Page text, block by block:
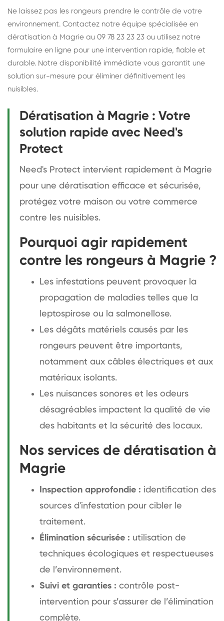
Ne laissez pas les rongeurs prendre le contrôle de votre
environnement. Contactez notre équipe spécialisée en
dératisation à Magrie au 09 78 23 23 23 ou utilisez notre
formulaire en ligne pour une intervention rapide, fiable et
durable. Notre disponibilité immédiate vous garantit une
solution sur-mesure pour éliminer définitivement les
nuisibles.
Dératisation à Magrie : Votre
solution rapide avec Need's
Protect
Need's Protect intervient rapidement à Magrie
pour une dératisation efficace et sécurisée,
protégez votre maison ou votre commerce
contre les nuisibles.
Pourquoi agir rapidement
contre les rongeurs à Magrie ?
Les infestations peuvent provoquer la
propagation de maladies telles que la
leptospirose ou la salmonellose.
Les dégâts matériels causés par les
rongeurs peuvent être importants,
notamment aux câbles électriques et aux
matériaux isolants.
Les nuisances sonores et les odeurs
désagréables impactent la qualité de vie
des habitants et la sécurité des locaux.
Nos services de dératisation à
Magrie
Inspection approfondie : identification des
sources d'infestation pour cibler le
traitement.
Élimination sécurisée : utilisation de
techniques écologiques et respectueuses
de l’environnement.
Suivi et garanties : contrôle post-
intervention pour s’assurer de l’élimination
complète.